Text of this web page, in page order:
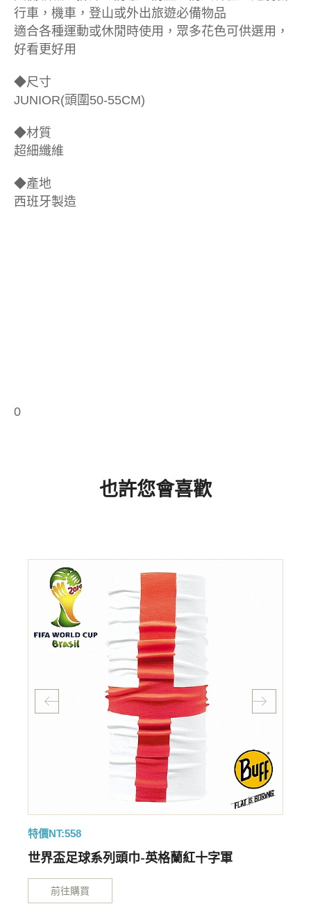
行車，機車，登山或外出旅遊必備物品
適合各種運動或休閒時使用，眾多花色可供選用，
好看更好用
◆尺寸
JUNIOR(頭圍50-55CM)
◆材質
超細纖維
◆產地
西班牙製造
0
也許您會喜歡
特價NT:558
世界盃足球系列頭巾-英格蘭紅十字軍
前往購買